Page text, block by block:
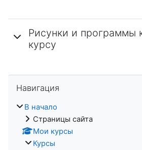
Рисунки и программы
курсу
Навигация
В начало
Страницы сайта
Мои курсы
Курсы